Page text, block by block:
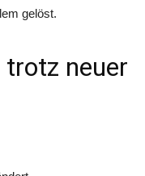
gelöst.
neuer